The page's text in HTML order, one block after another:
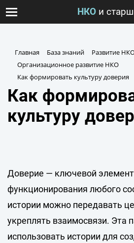
НКОи
Главная База знаний
Развитие
Организационное развитие НКО
Как формировать культуру доверия
Как
культуру
Доверие — ключевой
функционирования любого
истории можно передавать
укреплять взаимосвязи. Эта
использовать истории для